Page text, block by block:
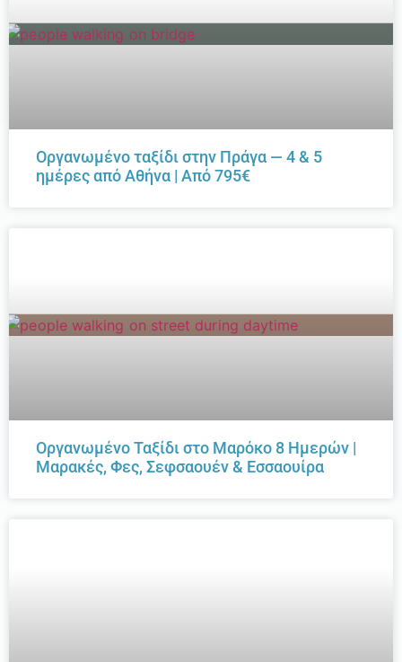
Οργανωμένο ταξίδι στην Πράγα — 4 & 5
ημέρες από Αθήνα | Από 795€
Οργανωμένο Ταξίδι στο Μαρόκο 8 Ημερών |
Μαρακές, Φες, Σεφσαουέν & Εσσαουίρα